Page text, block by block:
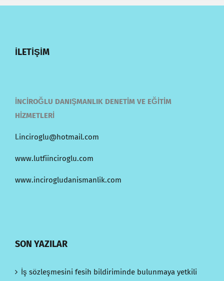
İLETİŞİM
İNCİROĞLU DANIŞMANLIK DENETİM VE EĞİTİM
HİZMETLERİ
l.inciroglu@hotmail.com
www.lutfiinciroglu.com
www.incirogludanismanlik.com
SON YAZILAR
İş sözleşmesini fesih bildiriminde bulunmaya yetkili